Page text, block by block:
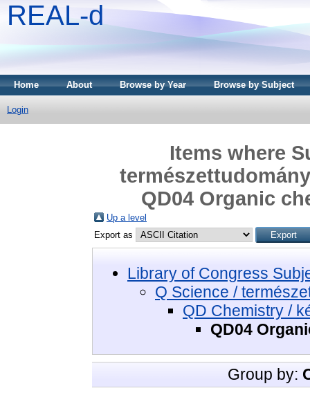
REAL-d
Home About Browse by Year Browse by Subject
Login
Items where
QD04 Organic
Up a level
Export as
Library of Congress
Q Science /
QD Chemistry /
QD04
Group by: